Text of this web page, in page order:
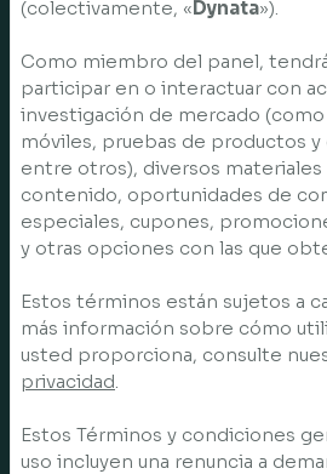
(colectivamente, «Dynata»).
Como miembro del panel,
participar en o interactuar con
investigación de mercado
móviles, pruebas de productos
entre otros), diversos
contenido, oportunidades de
especiales, cupones,
y otras opciones con las que
Estos términos están sujetos a
más información sobre cómo
usted proporciona, consulte
privacidad.
Estos Términos y condiciones
uso incluyen una renuncia a